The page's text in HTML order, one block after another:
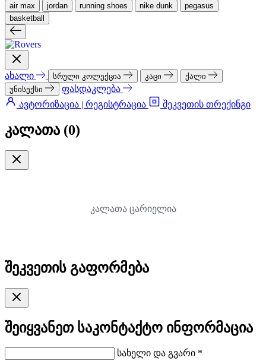
air max jordan running shoes nike dunk
pegasus
basketball
ახალი სრული კოლექცია კაცი
ქალი
უნისექსი
ფასდაკლება
ავტორიზაცია | რეგისტრაცია
შეკვეთის თრექინგი
კალათა (0)
კალათა ცარიელია
შეკვეთის გაფორმება
შეიყვანეთ საკონტაქტო ინფორმაცია
სახელი და გვარი *